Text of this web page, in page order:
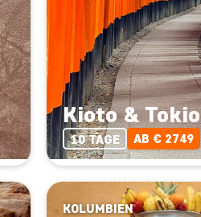
Kioto & Tokio
10 TAGE AB € 2749
KOLUMBIEN